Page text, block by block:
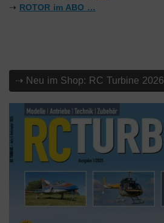
⇢ ROTOR im ABO …
⇢ Neu im Shop: RC Turbine 2026